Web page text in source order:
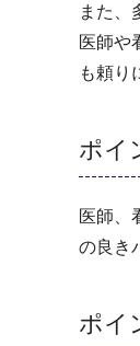
また、
医師や
も頼り
ポイ
医師、
の良き
ポイ